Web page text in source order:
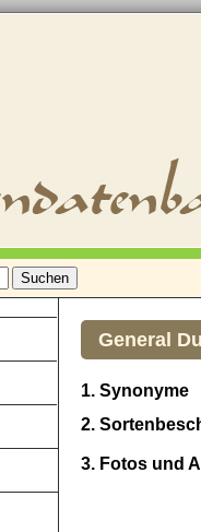
General
1. Synonyme
2.
3. Fotos und